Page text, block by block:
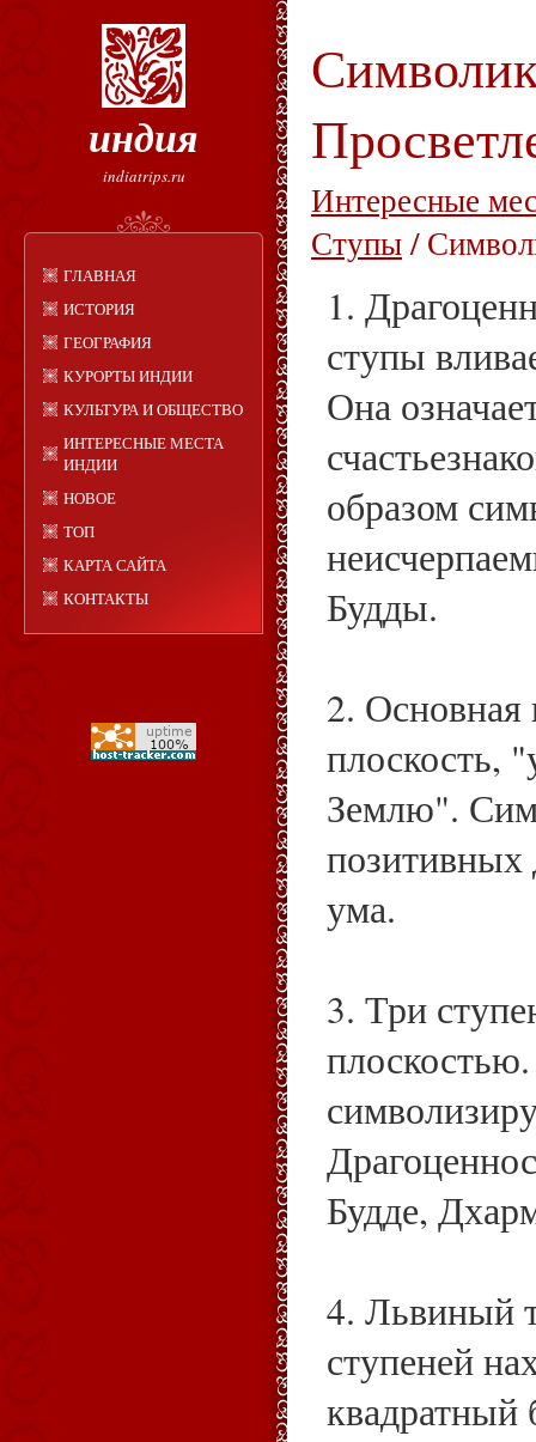
индия
indiatrips.ru
ГЛАВНАЯ
ИСТОРИЯ
ГЕОГРАФИЯ
КУРОРТЫ ИНДИИ
КУЛЬТУРА И ОБЩЕСТВО
ИНТЕРЕСНЫЕ МЕСТА
ИНДИИ
НОВОЕ
ТОП
КАРТА САЙТА
КОНТАКТЫ
Интересные
Ступы/
1.
ступы
Она
образом
Будды.
2. Основная
плоскость,
Землю".
позитивных
ума.
3. Три
Будде,
4. Львиный
ступеней
квадратный